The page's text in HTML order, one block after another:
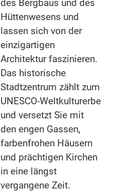
des Bergbaus und des
Hüttenwesens und
lassen sich von der
einzigartigen
Architektur faszinieren.
Das historische
Stadtzentrum zählt zum
UNESCO-Weltkulturerbe
und versetzt Sie mit
den engen Gassen,
farbenfrohen Häusern
und prächtigen Kirchen
in eine längst
vergangene Zeit.